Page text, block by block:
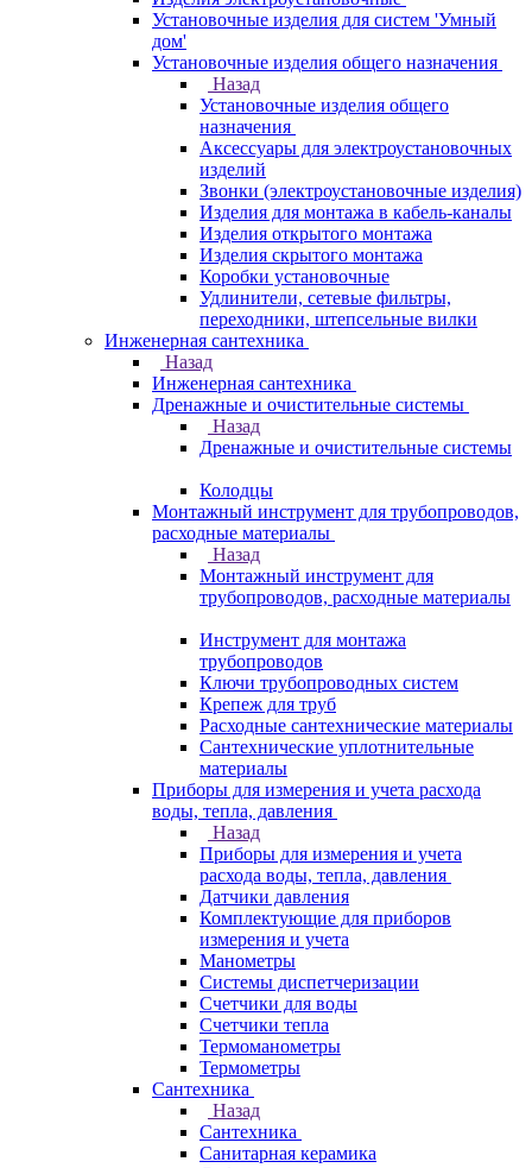
Установочные изделия для систем 'Умный
дом'
Установочные изделия общего назначения
Назад
Установочные изделия общего
назначения
Аксессуары для электроустановочных
изделий
Звонки (электроустановочные изделия)
Изделия для монтажа в кабель-каналы
Изделия открытого монтажа
Изделия скрытого монтажа
Коробки установочные
Удлинители, сетевые фильтры,
переходники, штепсельные вилки
Инженерная сантехника
Назад
Инженерная сантехника
Дренажные и очистительные системы
Назад
Дренажные и очистительные системы
Колодцы
Монтажный инструмент для трубопроводов,
расходные материалы
Назад
Монтажный инструмент для
трубопроводов, расходные материалы
Инструмент для монтажа
трубопроводов
Ключи трубопроводных систем
Крепеж для труб
Расходные сантехнические материалы
Сантехнические уплотнительные
материалы
Приборы для измерения и учета расхода
воды, тепла, давления
Назад
Приборы для измерения и учета
расхода воды, тепла, давления
Датчики давления
Комплектующие для приборов
измерения и учета
Манометры
Системы диспетчеризации
Счетчики для воды
Счетчики тепла
Термоманометры
Термометры
Сантехника
Назад
Сантехника
Санитарная керамика